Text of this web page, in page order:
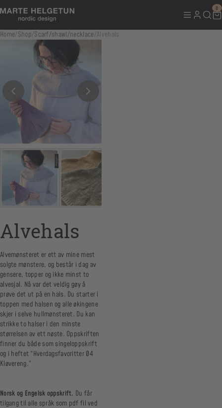
0
Home/Shop/Scarf/shawl/necklace/Alvehals
Alvehals
Alvemønsteret er ett av mine mest
solgte mønstere, og består i dag av
gensere, topper og ikke minst to
alvesjal. Nå var det veldig gøy å
prøve det ut på en hals. Du starter i
toppen med halsen og alle økingene
skjer i selve hullmønsteret. Du kan
strikke to halser i den minste
størrelsen av ett nøste. Oppskriften
finner du både som singeloppskrift
og i heftet “Hverdagsfavoritter 04
Kløvereng.”
Norsk og Engelsk oppskrift. Du får
tilgang til alle språk som pdf fil ved